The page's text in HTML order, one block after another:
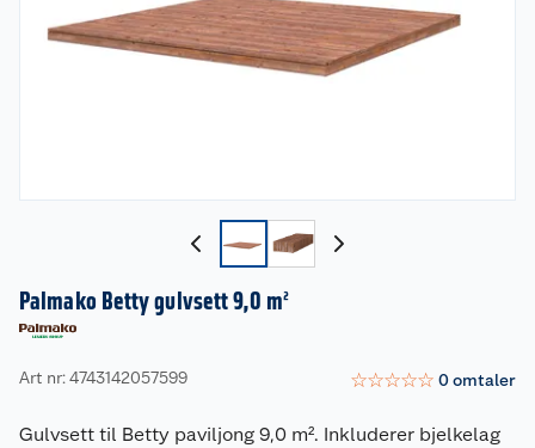
Palmako Betty gulvsett 9,0 m²
Art nr: 4743142057599 ☆☆☆☆☆ 0omtaler
Gulvsett til Betty paviljong 9,0 m². Inkluderer bjelkelag